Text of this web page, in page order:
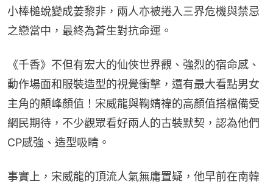
小棒槌蛻變成姜黎非，兩人亦被捲入三界危機與禁忌
之戀當中，最終為蒼生對抗命運。
《千香》不但有宏大的仙俠世界觀、強烈的宿命感、
動作場面和服裝造型的視覺衝擊，還有最大看點男女
主角的顛峰顏值！宋威龍與鞠婧禕的高顏值搭檔備受
網民期待，不少觀眾看好兩人的古裝默契，認為他們
CP感強、造型吸睛。
事實上，宋威龍的頂流人氣無庸置疑，他早前在南韓